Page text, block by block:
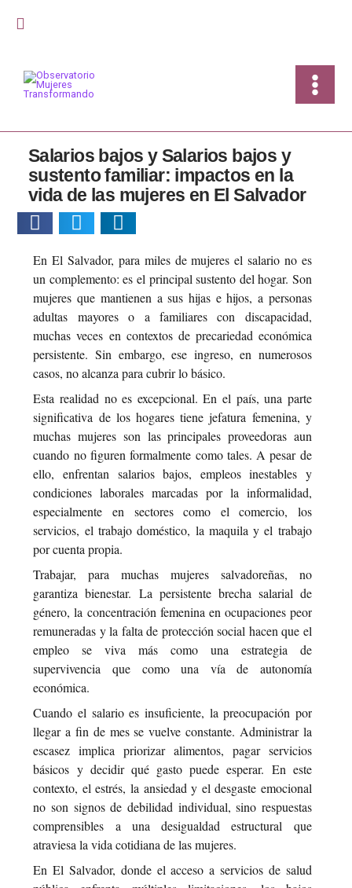
Buscar
Salarios bajos y Salarios bajos y
sustento familiar: impactos en la
vida de las mujeres en El Salvador
En El Salvador, para miles de mujeres el salario no es
un complemento: es el principal sustento del hogar. Son
mujeres que mantienen a sus hijas e hijos, a personas
adultas mayores o a familiares con discapacidad,
muchas veces en contextos de precariedad económica
persistente. Sin embargo, ese ingreso, en numerosos
casos, no alcanza para cubrir lo básico.
Esta realidad no es excepcional. En el país, una parte
significativa de los hogares tiene jefatura femenina, y
muchas mujeres son las principales proveedoras aun
cuando no figuren formalmente como tales. A pesar de
ello, enfrentan salarios bajos, empleos inestables y
condiciones laborales marcadas por la informalidad,
especialmente en sectores como el comercio, los
servicios, el trabajo doméstico, la maquila y el trabajo
por cuenta propia.
Trabajar, para muchas mujeres salvadoreñas, no
garantiza bienestar. La persistente brecha salarial de
género, la concentración femenina en ocupaciones peor
remuneradas y la falta de protección social hacen que el
empleo se viva más como una estrategia de
supervivencia que como una vía de autonomía
económica.
Cuando el salario es insuficiente, la preocupación por
llegar a fin de mes se vuelve constante. Administrar la
escasez implica priorizar alimentos, pagar servicios
básicos y decidir qué gasto puede esperar. En este
contexto, el estrés, la ansiedad y el desgaste emocional
no son signos de debilidad individual, sino respuestas
comprensibles a una desigualdad estructural que
atraviesa la vida cotidiana de las mujeres.
En El Salvador, donde el acceso a servicios de salud